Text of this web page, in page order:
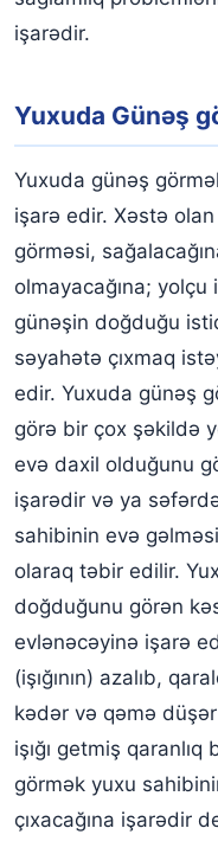
işarədir.
Yuxuda Günəş
Yuxuda günəş
işarə edir. Xəstə
görməsi,
olmayacağına;
günəşin doğduğu
səyahətə çıxmaq
edir. Yuxuda günəş
görə bir çox şəkildə
evə daxil olduğunu
işarədir və ya
sahibinin evə
olaraq təbir edilir.
doğduğunu görən
evlənəcəyinə işarə
(işığının) azalıb,
kədər və qəmə
işığı getmiş
görmək yuxu
çıxacağına işarədir